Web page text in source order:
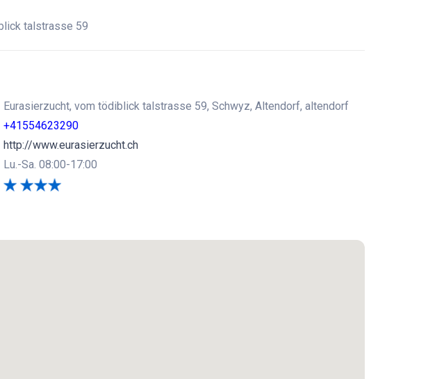
talstrasse 59
Eurasierzucht, vom tödiblick talstrasse 59, Schwyz, Altendorf, altendorf
+41554623290
http://www.eurasierzucht.ch
Lu.-Sa. 08:00-17:00